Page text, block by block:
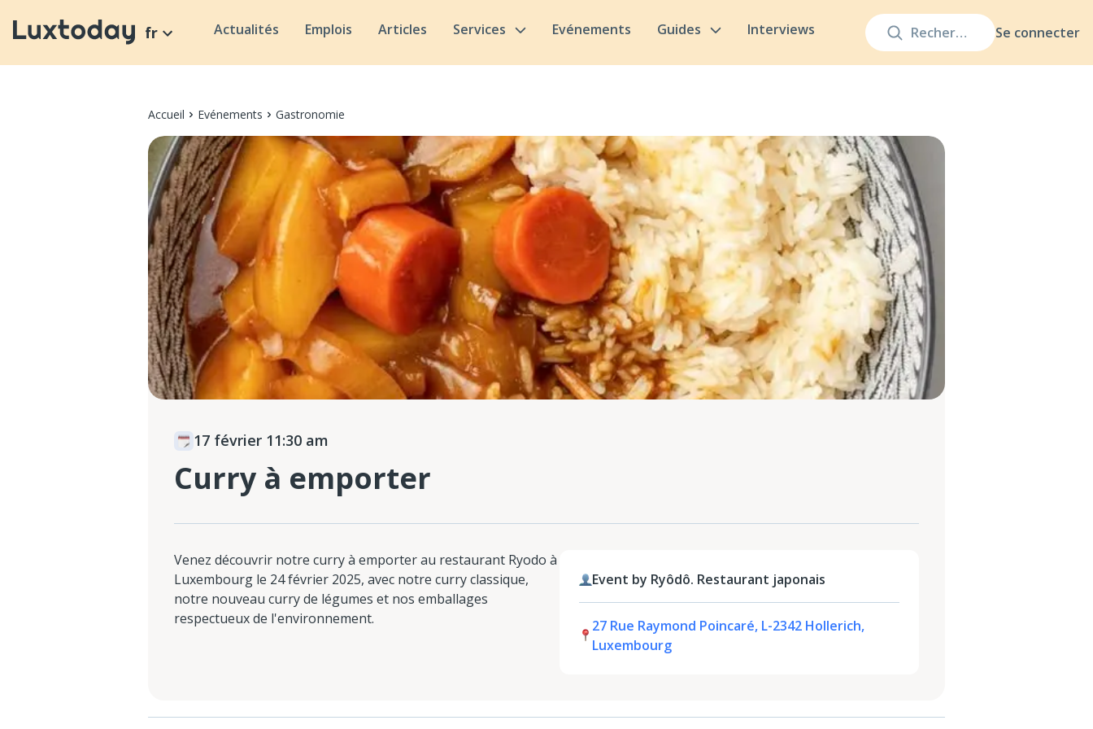
Se connecter
fr Actualités Emplois Articles Services Evénements Guides Interviews
Accueil Evénements Gastronomie
17 février 11:30 am
Curry à emporter
Venez découvrir notre curry à emporter au restaurant Ryodo à
Luxembourg le 24 février 2025, avec notre curry classique,
notre nouveau curry de légumes et nos emballages
respectueux de l'environnement.
Event by Ryôdô. Restaurant japonais
27 Rue Raymond Poincaré, L-2342 Hollerich,
Luxembourg